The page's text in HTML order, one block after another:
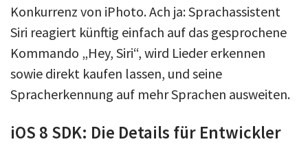
Konkurrenz von iPhoto. Ach ja: Sprachassistent
Siri reagiert künftig einfach auf das gesprochene
Kommando „Hey, Siri“, wird Lieder erkennen
sowie direkt kaufen lassen, und seine
Spracherkennung auf mehr Sprachen ausweiten.
iOS 8 SDK: Die Details für Entwickler